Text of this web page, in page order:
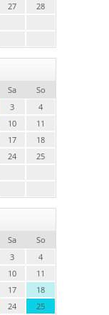
27
28
Sa
So
3
4
10
11
17
18
24
25
Sa
So
3
4
10
11
17
18
24
25